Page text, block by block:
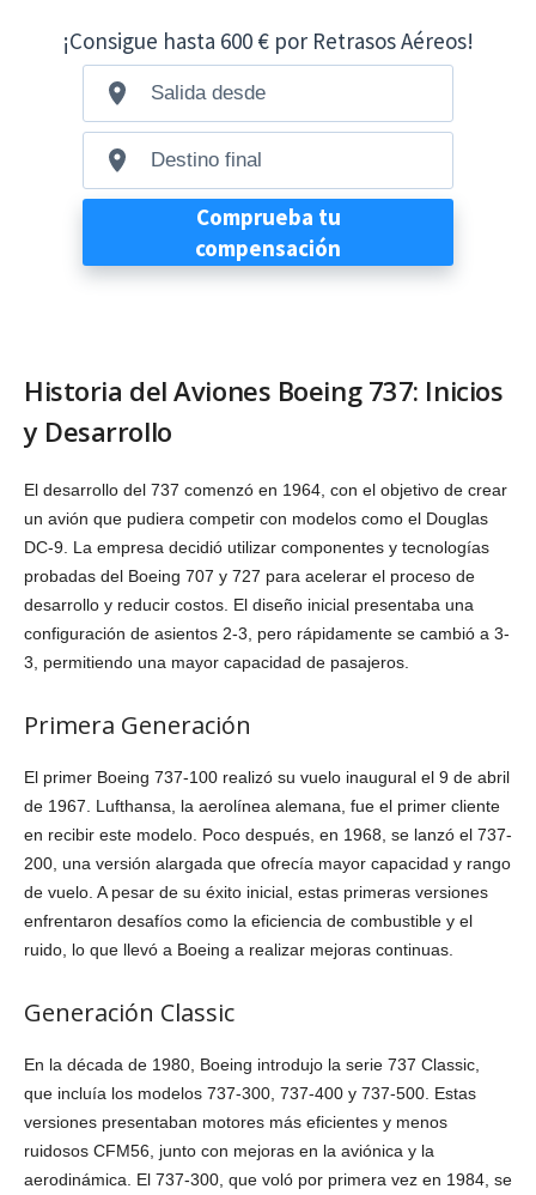
Historia del Aviones Boeing 737: Inicios
y Desarrollo
El desarrollo del 737 comenzó en 1964, con el objetivo de crear
un avión que pudiera competir con modelos como el Douglas
DC-9. La empresa decidió utilizar componentes y tecnologías
probadas del Boeing 707 y 727 para acelerar el proceso de
desarrollo y reducir costos. El diseño inicial presentaba una
configuración de asientos 2-3, pero rápidamente se cambió a 3-
3, permitiendo una mayor capacidad de pasajeros.
Primera Generación
El primer Boeing 737-100 realizó su vuelo inaugural el 9 de abril
de 1967. Lufthansa, la aerolínea alemana, fue el primer cliente
en recibir este modelo. Poco después, en 1968, se lanzó el 737-
200, una versión alargada que ofrecía mayor capacidad y rango
de vuelo. A pesar de su éxito inicial, estas primeras versiones
enfrentaron desafíos como la eficiencia de combustible y el
ruido, lo que llevó a Boeing a realizar mejoras continuas.
Generación Classic
En la década de 1980, Boeing introdujo la serie 737 Classic,
que incluía los modelos 737-300, 737-400 y 737-500. Estas
versiones presentaban motores más eficientes y menos
ruidosos CFM56, junto con mejoras en la aviónica y la
aerodinámica. El 737-300, que voló por primera vez en 1984, se